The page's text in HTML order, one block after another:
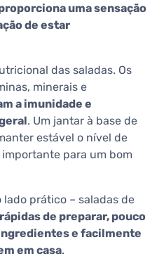
uma sensação
de estar
das saladas. Os
minerais e
a imunidade e
. Um jantar à base de
estável o nível de
para um bom
lado prático – saladas de
de preparar, pouco
e facilmente
em casa.